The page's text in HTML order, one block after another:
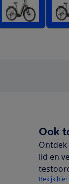
Ook
lid en
Bekijk